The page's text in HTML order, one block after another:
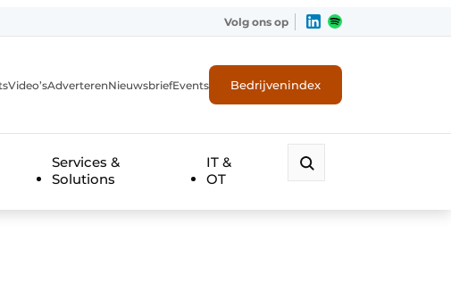
Volg ons op
Video’sAdverterenNieuwsbriefEvents Bedrijvenindex
Services &
Solutions
IT &
OT